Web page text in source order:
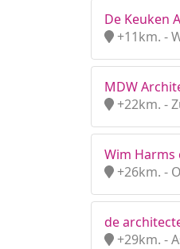
De Keuken
+11km. -
MDW
+22km. -
Wim Harms
+26km. -
de
+29km. -